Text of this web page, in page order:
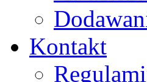
Kontakt